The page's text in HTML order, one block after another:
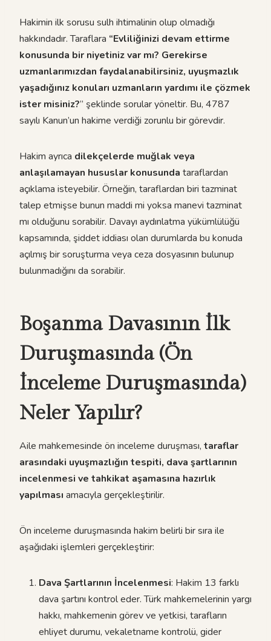
Hakimin ilk sorusu sulh ihtimalinin olup olmadığı
hakkındadır. Taraflara “Evliliğinizi devam ettirme
konusunda bir niyetiniz var mı? Gerekirse
uzmanlarımızdan faydalanabilirsiniz, uyuşmazlık
yaşadığınız konuları uzmanların yardımı ile çözmek
ister misiniz?” şeklinde sorular yöneltir. Bu, 4787
sayılı Kanun’un hakime verdiği zorunlu bir görevdir.
Hakim ayrıca dilekçelerde muğlak veya
anlaşılamayan hususlar konusunda taraflardan
açıklama isteyebilir. Örneğin, taraflardan biri tazminat
talep etmişse bunun maddi mi yoksa manevi tazminat
mı olduğunu sorabilir. Davayı aydınlatma yükümlülüğü
kapsamında, şiddet iddiası olan durumlarda bu konuda
açılmış bir soruşturma veya ceza dosyasının bulunup
bulunmadığını da sorabilir.
Boşanma Davasının İlk
Duruşmasında (Ön
İnceleme Duruşmasında)
Neler Yapılır?
Aile mahkemesinde ön inceleme duruşması, taraflar
arasındaki uyuşmazlığın tespiti, dava şartlarının
incelenmesi ve tahkikat aşamasına hazırlık
yapılması amacıyla gerçekleştirilir.
Ön inceleme duruşmasında hakim belirli bir sıra ile
aşağıdaki işlemleri gerçekleştirir:
Dava Şartlarının İncelenmesi: Hakim 13 farklı
dava şartını kontrol eder. Türk mahkemelerinin yargı
hakkı, mahkemenin görev ve yetkisi, tarafların
ehliyet durumu, vekaletname kontrolü, gider